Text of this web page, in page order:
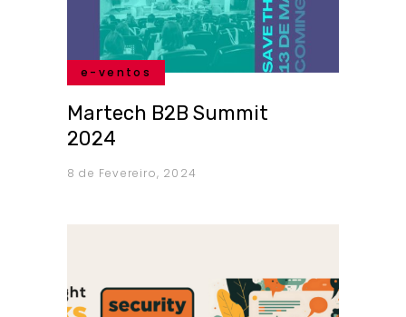
e-ventos
Martech B2B Summit
2024
8 de Fevereiro, 2024